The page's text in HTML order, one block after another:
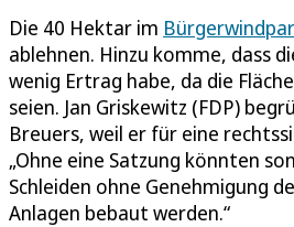
Die 40 Hektar im
ablehnen. Hinzu komme, dass
wenig Ertrag habe, da die
seien. Jan Griskewitz (FDP)
Breuers, weil er für eine
„Ohne eine Satzung könnten
Schleiden ohne Genehmigung
Anlagen bebaut werden.“